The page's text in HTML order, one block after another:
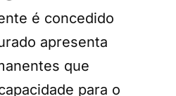
é concedido
apresenta
que
para o